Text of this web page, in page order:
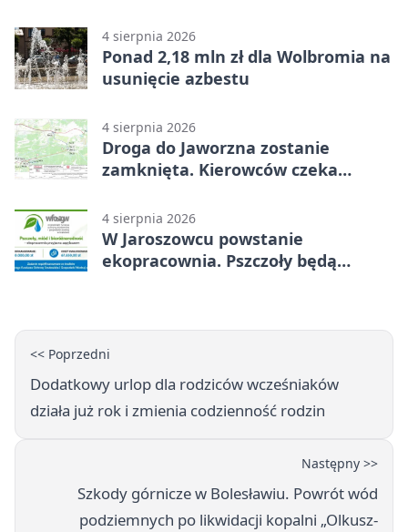
4 sierpnia 2026
Ponad 2,18 mln zł dla Wolbromia na
usunięcie azbestu
4 sierpnia 2026
Droga do Jaworzna zostanie
zamknięta. Kierowców czeka
4 sierpnia 2026
W Jaroszowcu powstanie
ekopracownia. Pszczoły będą
<< Poprzedni
Dodatkowy urlop dla rodziców wcześniaków
działa już rok i zmienia codzienność rodzin
Następny >>
Szkody górnicze w Bolesławiu. Powrót wód
podziemnych po likwidacji kopalni „Olkusz-